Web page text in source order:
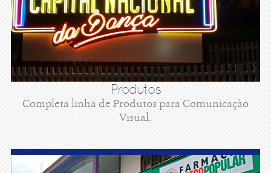
Produtos
Completa linha de Produtos para Comunicaçào
Visual.